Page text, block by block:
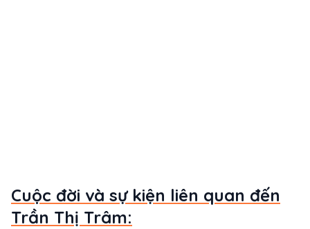
Cuộc đời và sự kiện liên quan đến
Trần Thị Trâm: